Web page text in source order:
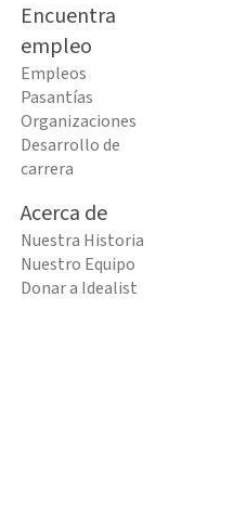
Encuentra
empleo
Empleos
Pasantías
Organizaciones
Desarrollo de
carrera
Acerca de
Nuestra Historia
Nuestro Equipo
Donar a Idealist